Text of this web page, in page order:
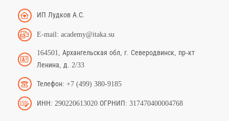
ИП Лудков А.С.
E-mail: academy@itaka.su
164501, Архангельская обл, г. Северодвинск, пр-кт
Ленина, д. 2/33
Телефон: +7 (499) 380-9185
ИНН: 290220613020 ОГРНИП: 317470400004768